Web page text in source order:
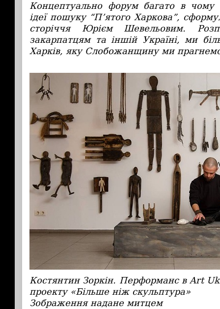
Концептуально форум багато в чому
ідеї пошуку “П’ятого Харкова”,
сторіччя Юрієм Шевельовим.
закарпатцям та іншій Україні, ми
Харків, яку Слобожанщину ми
Костянтин Зоркін. Перформанс в Art
проекту «Більше ніж скульптура»
Зображення надане митцем